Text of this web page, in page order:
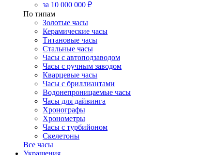
за 10 000 000 ₽
По типам
Золотые часы
Керамические часы
Титановые часы
Стальные часы
Часы с автоподзаводом
Часы с ручным заводом
Кварцевые часы
Часы с бриллиантами
Водонепроницаемые часы
Часы для дайвинга
Хронографы
Хронометры
Часы с турбийоном
Скелетоны
Все часы